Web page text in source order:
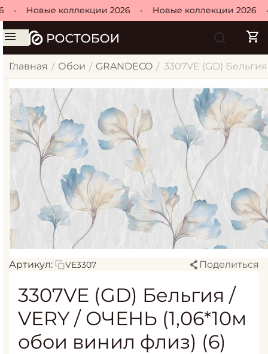
Новые коллекции 2026 Новые коллекции 2026
Главная / Обои / GRANDECO / 3307VE (GD)
Артикул: VE3307 Поделиться
3307VE (GD) Бельгия /
VERY / ОЧЕНЬ (1,06*10м
обои винил флиз) (6)